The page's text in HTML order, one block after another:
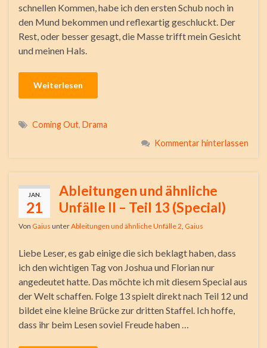
schnellen Kommen, habe ich den ersten Schub noch in
den Mund bekommen und reflexartig geschluckt. Der
Rest, oder besser gesagt, die Masse trifft mein Gesicht
und meinen Hals.
Weiterlesen
Coming Out, Drama
Kommentar hinterlassen
JAN.
21
Ableitungen und ähnliche
Unfälle II – Teil 13 (Special)
Von Gaius unterAbleitungen und ähnliche Unfälle 2 Gaius
Liebe Leser, es gab einige die sich beklagt haben, dass
ich den wichtigen Tag von Joshua und Florian nur
angedeutet hatte. Das möchte ich mit diesem Special aus
der Welt schaffen. Folge 13 spielt direkt nach Teil 12 und
bildet eine kleine Brücke zur dritten Staffel. Ich hoffe,
dass ihr beim Lesen soviel Freude haben …